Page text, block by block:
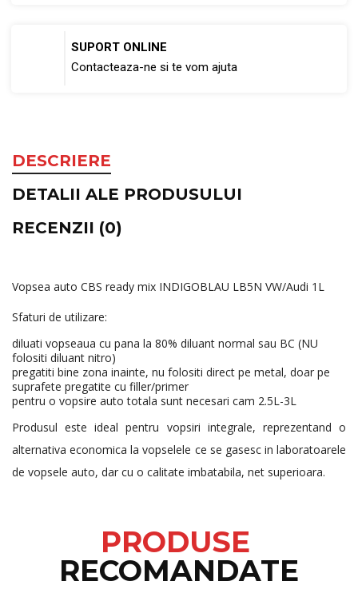
SUPORT ONLINE
Contacteaza-ne si te vom ajuta
DESCRIERE
DETALII ALE PRODUSULUI
RECENZII (0)
Vopsea auto CBS ready mix INDIGOBLAU LB5N VW/Audi 1L
Sfaturi de utilizare:
diluati vopseaua cu pana la 80% diluant normal sau BC (NU
folositi diluant nitro)
pregatiti bine zona inainte, nu folositi direct pe metal, doar pe
suprafete pregatite cu filler/primer
pentru o vopsire auto totala sunt necesari cam 2.5L-3L
Produsul este ideal pentru vopsiri integrale, reprezentand o
alternativa economica la vopselele ce se gasesc in laboratoarele
de vopsele auto, dar cu o calitate imbatabila, net superioara.
PRODUSE
RECOMANDATE